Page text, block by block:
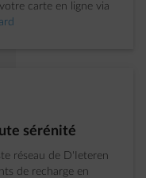
carte en ligne via
sérénité
réseau de D'Ieteren
de recharge en